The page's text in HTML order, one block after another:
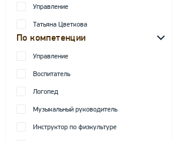
Управление
Татьяна Цветкова
По компетенции
Управление
Воспитатель
Логопед
Музыкальный руководитель
Инструктор по физкультуре